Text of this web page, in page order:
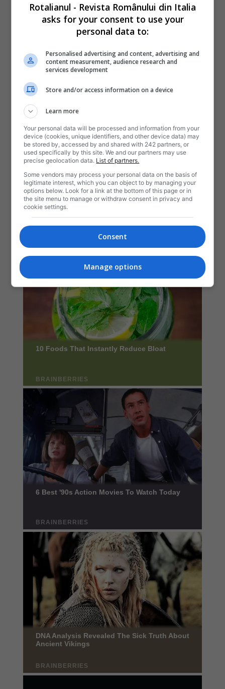
Rotalianul - Revista Românului din Italia
asks for your consent to use your
personal data to:
Personalised advertising and content, advertising and
content measurement, audience research and
services development
Store and/or access information on a device
Learn more
Your personal data will be processed and information from your
device (cookies, unique identifiers, and other device data) may
be stored by, accessed by and shared with 242 partners, or
used specifically by this site. We and our partners may use
precise geolocation data. List of partners.
Some vendors may process your personal data on the basis of
legitimate interest, which you can object to by managing your
options below. Look for a link at the bottom of this page or in
the site menu to manage or withdraw consent in privacy and
cookie settings.
Consent
Manage options